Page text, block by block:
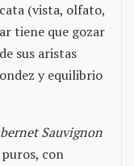
(vista, olfato,
tiene que gozar
sus aristas
y equilibrio
Sauvignon
con